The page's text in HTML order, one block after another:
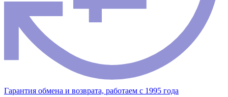
Гарантия обмена и возврата, работаем с 1995 года